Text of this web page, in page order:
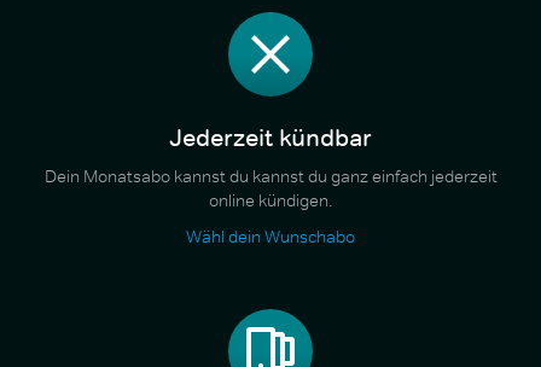
Jederzeit kündbar
Dein Monatsabo kannst du kannst du ganz einfach jederzeit
online kündigen.
Wähl dein Wunschabo